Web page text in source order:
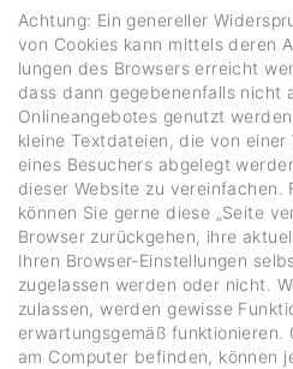
Achtung: Ein gene­reller
von Cookies kann mittels deren
lungen des Brow­sers erreicht
dass dann gege­be­nen­falls nicht
Online­an­ge­botes genutzt
kleine Text­da­teien, die von
eines Besu­chers abge­legt
dieser Website zu verein­fa­chen.
können Sie gerne diese „Seite
Browser zurück­gehen, ihre
Ihren Browser-Einstel­lungen
zuge­lassen werden oder nicht.
zulassen, werden gewisse
erwar­tungs­gemäß funk­tio­nieren.
am Computer befinden, können